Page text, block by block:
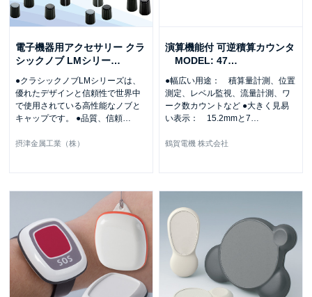
電子機器用アクセサリー クラ
シックノブ LMシリー…
●クラシックノブLMシリーズは、
優れたデザインと信頼性で世界中
で使用されている高性能なノブと
キャップです。 ●品質、信頼…
摂津金属工業（株）
演算機能付 可逆積算カウンタ
MODEL: 47…
●幅広い用途： 積算量計測、位置
測定、レベル監視、流量計測、ワ
ーク数カウントなど ●大きく見易
い表示： 15.2mmと7…
鶴賀電機 株式会社